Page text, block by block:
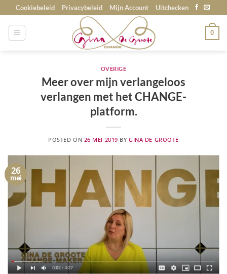
to
content
Cookiebeleid Privacybeleid Mijn Account Uitchecken
0
OVERIGE
Meer over mijn verlangeloos
verlangen met het CHANGE-
platform.
POSTED ON 26 MEI 2019 BYGINA DE GROOTE
26
mei